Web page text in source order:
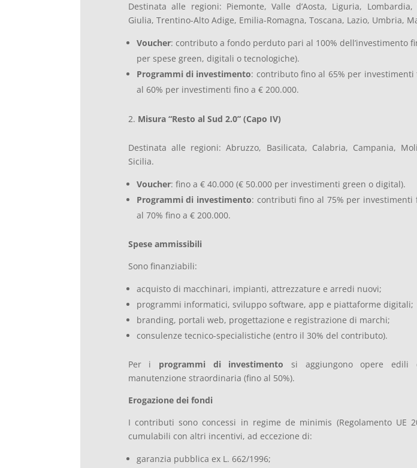
Destinata alle regioni: Piemonte, Valle d’Aosta, Liguria, Lombardia,
Giulia, Trentino-Alto Adige, Emilia-Romagna, Toscana, Lazio, Umbria,
Voucher: contributo a fondo perduto pari al 100% dell’investimento
per spese green, digitali o tecnologiche).
Programmi di investimento: contributo fino al 65% per investimenti
al 60% per investimenti fino a € 200.000.
Misura “Resto al Sud 2.0” (Capo IV)
Destinata alle regioni: Abruzzo, Basilicata, Calabria, Campania,
Sicilia.
Voucher: fino a € 40.000 (€ 50.000 per investimenti green o digital).
Programmi di investimento: contributi fino al 75% per investimenti
al 70% fino a € 200.000.
Spese ammissibili
Sono finanziabili:
acquisto di macchinari, impianti, attrezzature e arredi nuovi;
programmi informatici, sviluppo software, app e piattaforme digitali;
branding, portali web, progettazione e registrazione di marchi;
consulenze tecnico-specialistiche (entro il 30% del contributo).
Per i programmi di investimento si aggiungono opere edili
manutenzione straordinaria (fino al 50%).
Erogazione dei fondi
I contributi sono concessi in regime de minimis (Regolamento UE
cumulabili con altri incentivi, ad eccezione di:
garanzia pubblica ex L. 662/1996;